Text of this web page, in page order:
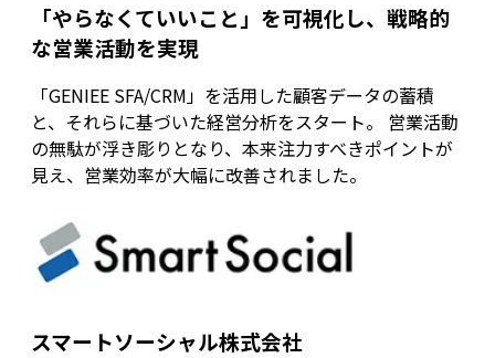
「やらなくていいこと」を可視化し、戦略的
な営業活動を実現
「GENIEE SFA/CRM」を活用した顧客データの蓄積
と、それらに基づいた経営分析をスタート。 営業活動
の無駄が浮き彫りとなり、本来注力すべきポイントが
見え、営業効率が大幅に改善されました。
スマートソーシャル株式会社